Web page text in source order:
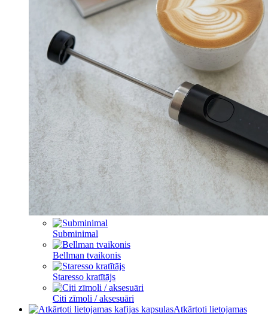
Subminimal
Bellman tvaikonis
Staresso kratītājs
Citi zīmoli / aksesuāri
Atkārtoti lietojamas